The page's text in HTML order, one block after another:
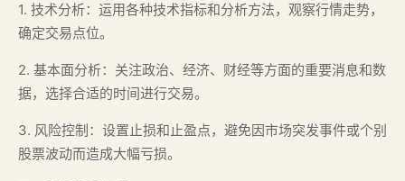
1. 技术分析：运用各种技术指标和分析方法，观察行情走势，
确定交易点位。
2. 基本面分析：关注政治、经济、财经等方面的重要消息和数
据，选择合适的时间进行交易。
3. 风险控制：设置止损和止盈点，避免因市场突发事件或个别
股票波动而造成大幅亏损。